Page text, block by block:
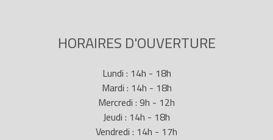
HORAIRES D'OUVERTURE
Lundi : 14h - 18h
Mardi : 14h - 18h
Mercredi : 9h - 12h
Jeudi : 14h - 18h
Vendredi : 14h - 17h